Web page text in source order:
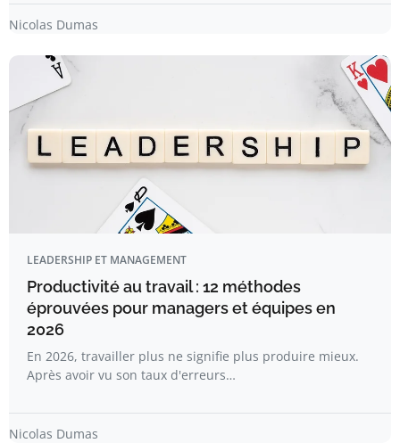
Nicolas Dumas
LEADERSHIP ET MANAGEMENT
Productivité au travail : 12 méthodes
éprouvées pour managers et équipes en
2026
En 2026, travailler plus ne signifie plus produire mieux.
Après avoir vu son taux d'erreurs…
Nicolas Dumas